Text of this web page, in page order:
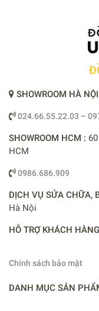
SHOWROOM HÀ
024.66.55.22.03 –
SHOWROOM HCM :
HCM
0986.686.909
DỊCH VỤ SỬA CHỮA,
Hà Nội
HỖ TRỢ KHÁCH HÀNG
Chính sách bảo mật
DANH MỤC SẢN